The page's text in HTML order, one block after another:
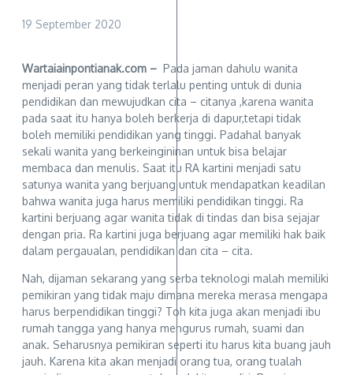
19 September 2020
Wartaiainpontianak.com – Pada jaman dahulu wanita
menjadi peran yang tidak terlalu penting untuk di dunia
pendidikan dan mewujudkan cita – citanya ,karena wanita
pada saat itu hanya boleh berkerja di dapur,tetapi tidak
boleh memiliki pendidikan yang tinggi. Padahal banyak
sekali wanita yang berkeingininan untuk bisa belajar
membaca dan menulis. Saat itu RA kartini menjadi satu
satunya wanita yang berjuang untuk mendapatkan keadilan
bahwa wanita juga harus memiliki pendidikan tinggi. Ra
kartini berjuang agar wanita tidak di tindas dan bisa sejajar
dengan pria. Ra kartini juga berjuang agar memiliki hak baik
dalam pergaualan, pendidikan dan cita – cita.
Nah, dijaman sekarang yang serba teknologi malah memiliki
pemikiran yang tidak maju dimana mereka merasa mengapa
harus berpendidikan tinggi? Toh kita juga akan menjadi ibu
rumah tangga yang hanya mengurus rumah, suami dan
anak. Seharusnya pemikiran seperti itu harus kita buang jauh
jauh. Karena kita akan menjadi orang tua, orang tualah